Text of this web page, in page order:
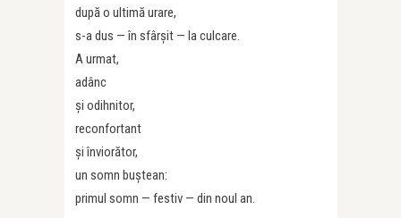
după o ultimă urare,
s-a dus — în sfârșit — la culcare.
A urmat,
adânc
și odihnitor,
reconfortant
și înviorător,
un somn buștean:
primul somn — festiv — din noul an.